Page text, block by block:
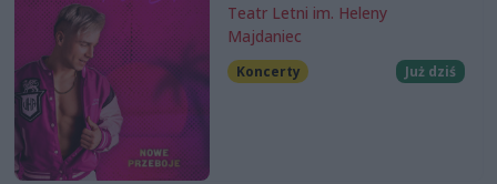
Teatr Letni im. Heleny
Majdaniec
Koncerty Już dziś